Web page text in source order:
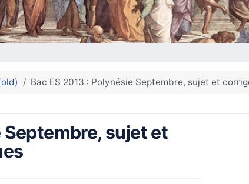
Bac ES 2013 : Polynésie Septembre, sujet et
Septembre, sujet et